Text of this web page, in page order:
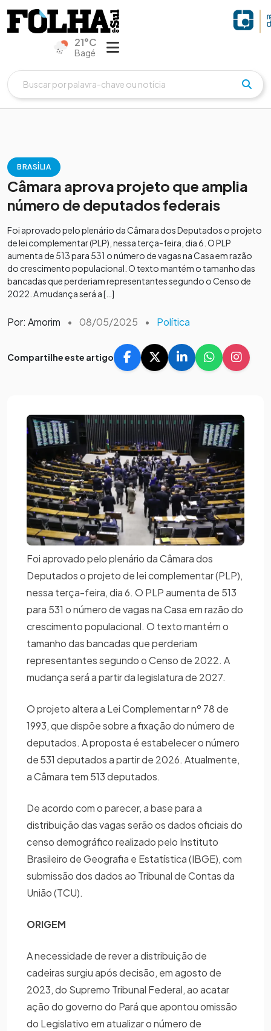
21°C
Bagé
BRASÍLIA
Câmara aprova projeto que amplia
número de deputados federais
Foi aprovado pelo plenário da Câmara dos Deputados o projeto
de lei complementar (PLP), nessa terça-feira, dia 6. O PLP
aumenta de 513 para 531 o número de vagas na Casa em razão
do crescimento populacional. O texto mantém o tamanho das
bancadas que perderiam representantes segundo o Censo de
2022. A mudança será a […]
Por: Amorim • 08/05/2025 • Política
Compartilhe este artigo
Foi aprovado pelo plenário da Câmara dos
Deputados o projeto de lei complementar (PLP),
nessa terça-feira, dia 6. O PLP aumenta de 513
para 531 o número de vagas na Casa em razão do
crescimento populacional. O texto mantém o
tamanho das bancadas que perderiam
representantes segundo o Censo de 2022. A
mudança será a partir da legislatura de 2027.
O projeto altera a Lei Complementar nº 78 de
1993, que dispõe sobre a fixação do número de
deputados. A proposta é estabelecer o número
de 531 deputados a partir de 2026. Atualmente,
a Câmara tem 513 deputados.
De acordo com o parecer, a base para a
distribuição das vagas serão os dados oficiais do
censo demográfico realizado pelo Instituto
Brasileiro de Geografia e Estatística (IBGE), com
submissão dos dados ao Tribunal de Contas da
União (TCU).
ORIGEM
A necessidade de rever a distribuição de
cadeiras surgiu após decisão, em agosto de
2023, do Supremo Tribunal Federal, ao acatar
ação do governo do Pará que apontou omissão
do Legislativo em atualizar o número de